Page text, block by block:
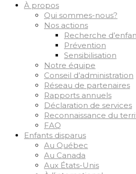
À propos
Qui sommes-nous?
Nos actions
Recherche
Prévention
Sensibilisation
Notre équipe
Conseil d’administration
Réseau de partenaires
Rapports annuels
Déclaration de services
Reconnaissance du
FAQ
Enfants disparus
Au Québec
Au Canada
Aux États-Unis